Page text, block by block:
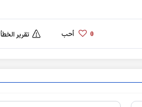
0 أحب تقرير الخطأ